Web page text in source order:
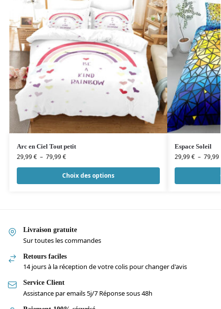
Arc en Ciel Tout petit
29,99€ – 79,99€
Choix des options
Espace Soleil
29,99€ – 79,99
Livraison gratuite
Sur toutes les commandes
Retours faciles
14 jours à la réception de votre colis pour changer d'avis
Service Client
Assistance par emails 5j/7 Réponse sous 48h